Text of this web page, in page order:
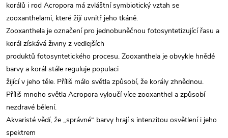
korálů i rod Acropora má zvláštní symbiotický vztah se
zooxanthelami, které žijí uvnitř jeho tkáně.
Zooxanthela je označení pro jednobuněčnou fotosyntetizující řasu a
korál získává živiny z vedlejších
produktů fotosyntetického procesu. Zooxanthela je obvykle hnědé
barvy a korál stále reguluje populaci
žijící v jeho těle. Příliš málo světla způsobí, že korály zhnědnou.
Příliš mnoho světla Acropora vyloučí více zooxanthel a způsobí
nezdravé bělení.
Akvaristé vědí, že „správné“ barvy hrají s intenzitou osvětlení i jeho
spektrem